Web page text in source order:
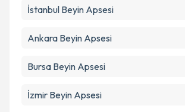
İstanbul Beyin Apsesi
Ankara Beyin Apsesi
Bursa Beyin Apsesi
İzmir Beyin Apsesi